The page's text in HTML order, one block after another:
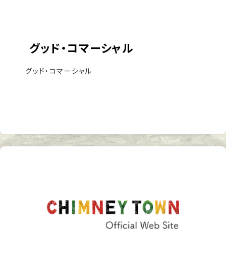
グッド・コマーシャル
グッド・コマーシャル